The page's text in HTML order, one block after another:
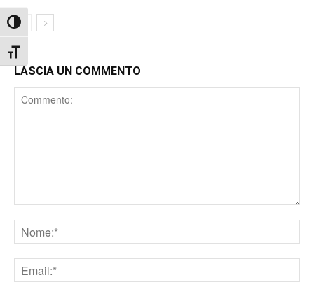
Attiva/disattiva alto contrasto
Attiva/disattiva dimensione testo
LASCIA UN COMMENTO
Comment
Nome
Email